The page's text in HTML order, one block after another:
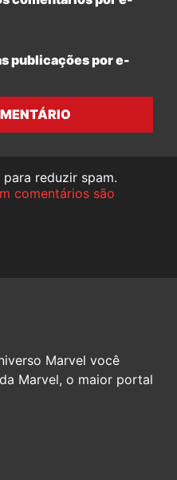
publicações por e-
reduzir spam.
comentários são
Marvel você
Marvel, o maior portal